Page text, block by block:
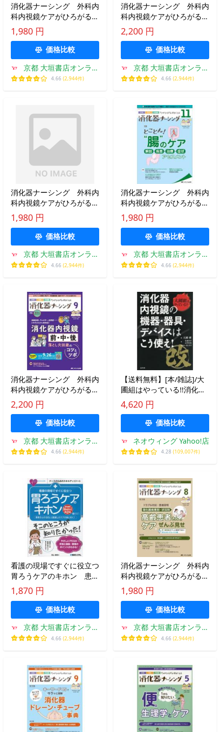
消化器ナーシング 外科内
科内視鏡ケアがひろがる・
好きになる 第２８巻４号
（２０２３−４）
1,980 円
価格比較
京都 大垣書店オンライ
ン
4.66 (2,944件)
消化器ナーシング 外科内
科内視鏡ケアがひろがる・
好きになる 第２９巻７号
（２０２４−７）
2,200 円
価格比較
京都 大垣書店オンライ
ン
4.66 (2,944件)
消化器ナーシング 外科内
科内視鏡ケアがひろがる・
好きになる 第２６巻７号
（２０２１−７）
1,980 円
価格比較
京都 大垣書店オンライ
ン
4.66 (2,944件)
消化器ナーシング 外科内
科内視鏡ケアがひろがる・
好きになる 第２６巻１１
号（２０２１?１１）
1,980 円
価格比較
京都 大垣書店オンライ
ン
4.66 (2,944件)
消化器ナーシング 外科内
科内視鏡ケアがひろがる・
好きになる 第３０巻９号
（２０２５−９）
2,200 円
価格比較
京都 大垣書店オンライ
ン
4.66 (2,944件)
【送料無料】[本/雑誌]/大
圃組はやっている!!消化器
内視鏡の機器・器具・デバ
イスはこう使え!/大圃研/編
佐藤貴幸/著 志賀拓也/著
4,620 円
価格比較
ネオウィング Yahoo!店
4.28 (109,007件)
看護の現場ですぐに役立つ
胃ろうケアのキホン 患者
さんのＱＯＬに配慮したケ
アが身に付く！ / 西山順博
1,870 円
価格比較
京都 大垣書店オンライ
ン
4.66 (2,944件)
消化器ナーシング 外科内
科内視鏡ケアがひろがる・
好きになる 第２８巻８号
（２０２３−８）
1,980 円
価格比較
京都 大垣書店オンライ
ン
4.66 (2,944件)